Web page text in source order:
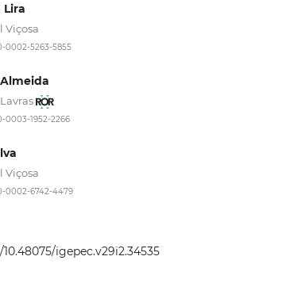
Lira
Viçosa
0002-5263-5855
0003-1952-2266
Viçosa
0002-6742-4479
igepec.v29i2.34535